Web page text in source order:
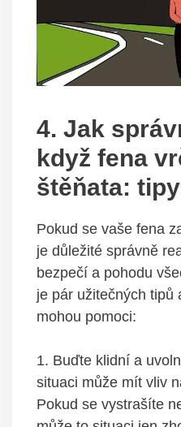
4.⁢ Jak
když fena
štěňata:
Pokud ⁣se vaše fena
je důležité správně‍
bezpečí a pohodu
je⁢ pár užitečných tipů
mohou pomoci:
1. Buďte klidní a
‌situaci ​může mít vliv
Pokud se ‍vystrašíte⁢